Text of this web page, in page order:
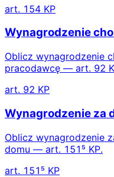
art. 154 KP
Wynagrodzenie
Oblicz wynagrodzenie
pracodawcę — art. 92
art. 92 KP
Wynagrodzenie za
Oblicz wynagrodzenie
domu — art. 151⁵ KP.
art. 151⁵ KP